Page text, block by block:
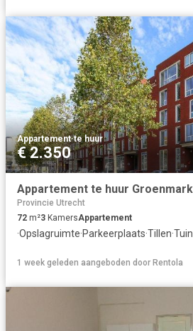
Appartement·te huur
€ 2.350
Provincie Utrecht
72 m²3 KamersAppartement
·Opslagruimte·Parkeerplaats·Tillen·Tuin
1 week geleden aangeboden door Rentola